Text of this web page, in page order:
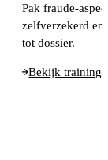
Pak fraude-
zelfverzekerd en
tot dossier.
Bekijk training